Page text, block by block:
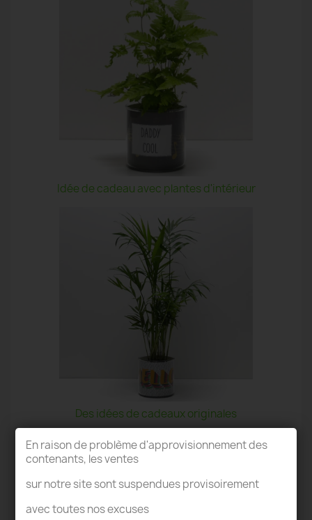
Idée de cadeau avec plantes d'intérieur
Des idées de cadeaux originales
En raison de problème d'approvisionnement des
contenants, les ventes
sur notre site sont suspendues provisoirement
avec toutes nos excuses